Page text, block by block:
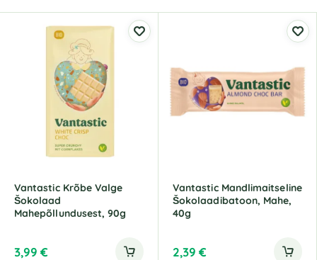
Vantastic Krõbe Valge
Šokolaad
Mahepõllundusest, 90g
3,99€
Vantastic Mandlimaitseline
Šokolaadibatoon, Mahe,
40g
2,39€